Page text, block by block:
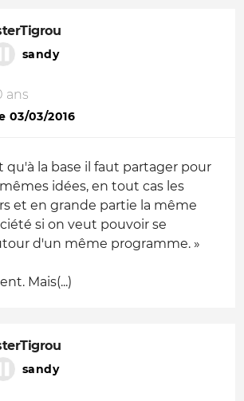
sandy
ans
03/03/2016
qu'à la base il faut partager pour
idées, en tout cas les
et en grande partie la même
si on veut pouvoir se
d'un même programme. »
Mais(...)
sandy